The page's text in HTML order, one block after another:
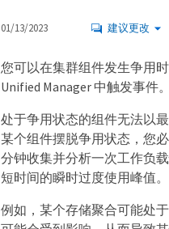
01/13/2023 建议更改
您可以在集群组件发生争用
Unified Manager 中触发事件。
处于争用状态的组件无法以
某个组件摆脱争用状态，您
分钟收集并分析一次工作负
短时间的瞬时过度使用峰值。
例如，某个存储聚合可能处